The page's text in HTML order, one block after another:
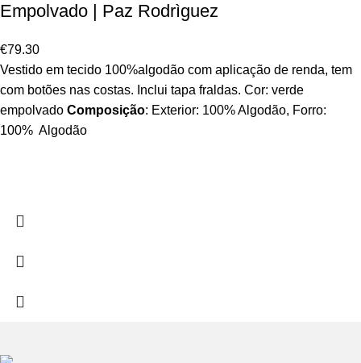
Empolvado | Paz Rodrìguez
€79.30
Vestido em tecido 100%algodão com aplicação de renda, tem
com botões nas costas. Inclui tapa fraldas. Cor: verde
empolvado Composição: Exterior: 100% Algodão, Forro:
100% Algodão